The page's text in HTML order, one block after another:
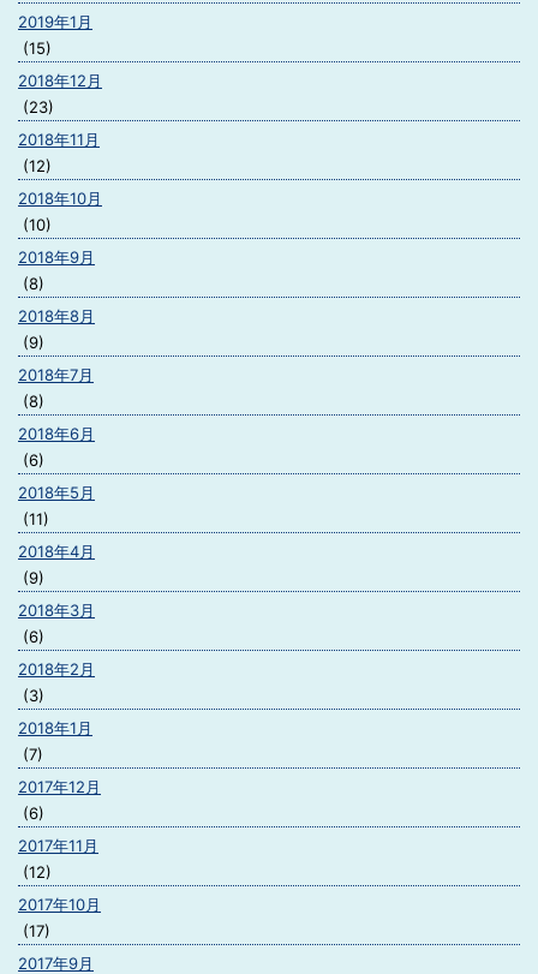
2019年1月
(15)
2018年12月
(23)
2018年11月
(12)
2018年10月
(10)
2018年9月
(8)
2018年8月
(9)
2018年7月
(8)
2018年6月
(6)
2018年5月
(11)
2018年4月
(9)
2018年3月
(6)
2018年2月
(3)
2018年1月
(7)
2017年12月
(6)
2017年11月
(12)
2017年10月
(17)
2017年9月